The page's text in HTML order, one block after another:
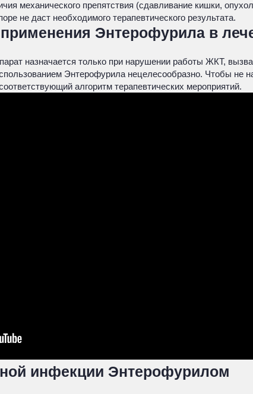
механического препятствия (сдавливание кишки,
не даст необходимого терапевтического результата.
Энтерофурила в
назначается только при нарушении работы ЖКТ,
Энтерофурила нецелесообразно. Чтобы не
алгоритм терапевтических мероприятий.
инфекции Энтерофурилом